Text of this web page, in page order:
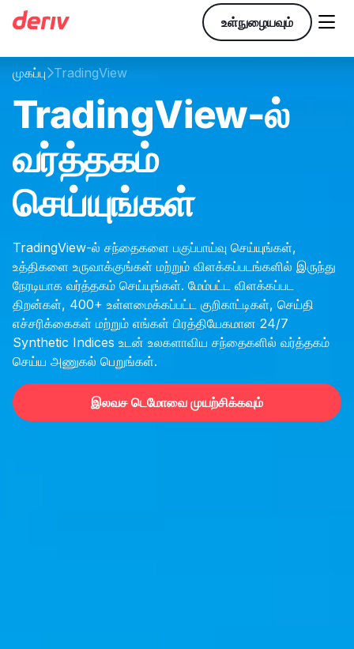
உள்நுழையவும் 
முகப்புTradingView
TradingView-ல்
வர்த்தகம்
செய்யுங்கள்
TradingView-ல் சந்தைகளை பகுப்பாய்வு செய்யுங்கள்,
உத்திகளை உருவாக்குங்கள் மற்றும் விளக்கப்படங்களில் இருந்து
நேரடியாக வர்த்தகம் செய்யுங்கள். மேம்பட்ட விளக்கப்பட
திறன்கள், 400+ உள்ளமைக்கப்பட்ட குறிகாட்டிகள், செய்தி
எச்சரிக்கைகள் மற்றும் எங்கள் பிரத்தியேகமான 24/7
Synthetic Indices உடன் உலகளாவிய சந்தைகளில் வர்த்தகம்
செய்ய அணுகல் பெறுங்கள்.
இலவச டெமோவை முயற்சிக்கவும்